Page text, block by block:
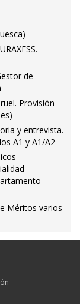
de
Provisión
y entrevista.
A1 y A1/A2
Méritos varios